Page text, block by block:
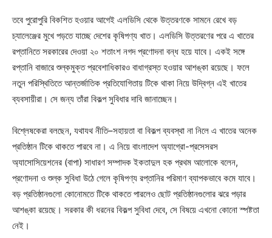
তবে পুরোপুরি বিকশিত হওয়ার আগেই এলডিসি থেকে উত্তরণকে সামনে রেখে বড়
চ্যালেঞ্জের মুখে পড়তে যাচ্ছে দেশের কৃষিপণ্য খাত। এলডিসি উত্তরণের পরে এ খাতের
রপ্তানিতে সরকারের দেওয়া ২০ শতাংশ নগদ প্রণোদনা বন্ধ হয়ে যাবে। একই সঙ্গে
রপ্তানি বাজারে শুল্কমুক্ত প্রবেশাধিকারও বাধাগ্রস্ত হওয়ার আশঙ্কা রয়েছে। ফলে
নতুন পরিস্থিতিতে আন্তর্জাতিক প্রতিযোগিতায় টিকে থাকা নিয়ে উদ্বিগ্ন এই খাতের
ব্যবসায়ীরা। সে জন্য তাঁরা বিকল্প সুবিধার দাবি জানাচ্ছেন।
বিশ্লেষকেরা বলছেন, যথাযথ নীতি–সহায়তা বা বিকল্প ব্যবস্থা না নিলে এ খাতের অনেক
প্রতিষ্ঠান টিকে থাকতে পারবে না। এ নিয়ে বাংলাদেশ অ্যাগ্রো-প্রসেসরস
অ্যাসোসিয়েশনের (বাপা) সাধারণ সম্পাদক ইকতাদুল হক প্রথম আলোকে বলেন,
প্রণোদনা ও শুল্ক সুবিধা উঠে গেলে কৃষিপণ্য রপ্তানির পরিমাণ ব্যাপকভাবে কমে যাবে।
বড় প্রতিষ্ঠানগুলো কোনোমতে টিকে থাকতে পারলেও ছোট প্রতিষ্ঠানগুলোর ঝরে পড়ার
আশঙ্কা রয়েছে। সরকার কী ধরনের বিকল্প সুবিধা দেবে, সে বিষয়ে এখনো কোনো স্পষ্টতা
নেই।